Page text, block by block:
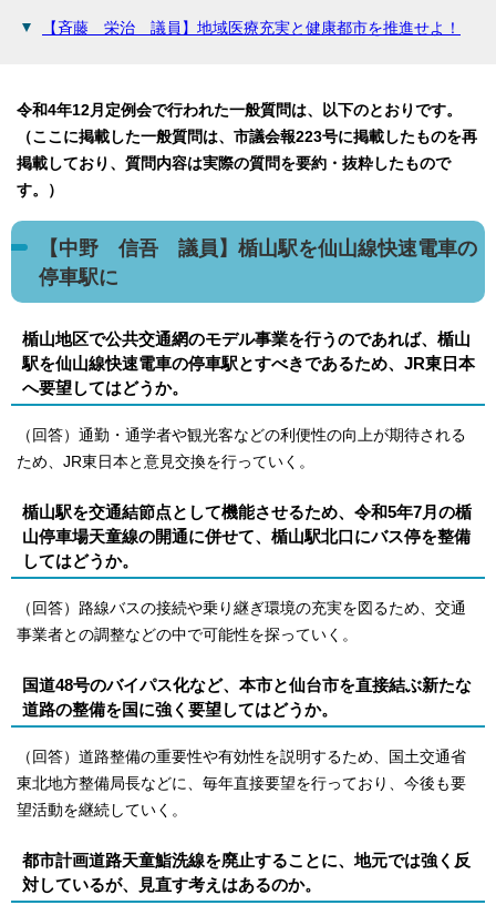
【斉藤 栄治 議員】地域医療充実と健康都市を推進せよ！
令和4年12月定例会で行われた一般質問は、以下のとおりです。
（ここに掲載した一般質問は、市議会報223号に掲載したものを再
掲載しており、質問内容は実際の質問を要約・抜粋したもので
す。）
【中野 信吾 議員】楯山駅を仙山線快速電車の
停車駅に
楯山地区で公共交通網のモデル事業を行うのであれば、楯山
駅を仙山線快速電車の停車駅とすべきであるため、JR東日本
へ要望してはどうか。
（回答）通勤・通学者や観光客などの利便性の向上が期待される
ため、JR東日本と意見交換を行っていく。
楯山駅を交通結節点として機能させるため、令和5年7月の楯
山停車場天童線の開通に併せて、楯山駅北口にバス停を整備
してはどうか。
（回答）路線バスの接続や乗り継ぎ環境の充実を図るため、交通
事業者との調整などの中で可能性を探っていく。
国道48号のバイパス化など、本市と仙台市を直接結ぶ新たな
道路の整備を国に強く要望してはどうか。
（回答）道路整備の重要性や有効性を説明するため、国土交通省
東北地方整備局長などに、毎年直接要望を行っており、今後も要
望活動を継続していく。
都市計画道路天童鮨洗線を廃止することに、地元では強く反
対しているが、見直す考えはあるのか。